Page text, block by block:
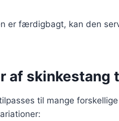
er færdigbagt, kan den
af
til mange